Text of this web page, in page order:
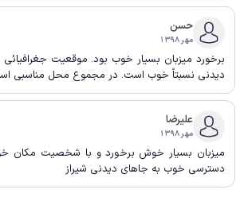
حسن
مهر ۱۳۹۸
برخورد میزبان بسیار خوب بود. موقعیت
دیدنی نسبتاً خوب است. در مجموع محل مناسبی
علیرضا
مهر ۱۳۹۸
میزبان بسیار خوش برخورد و با شخصیت مکان
دسترسی خوب به جاهای دیدنی شیراز